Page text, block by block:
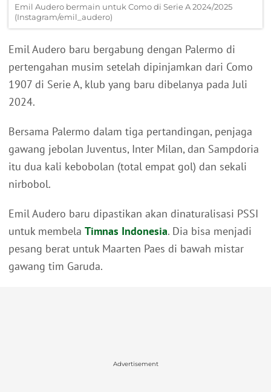
Emil Audero bermain untuk Como di Serie A 2024/2025
(Instagram/emil_audero)
Emil Audero baru bergabung dengan Palermo di
pertengahan musim setelah dipinjamkan dari Como
1907 di Serie A, klub yang baru dibelanya pada Juli
2024.
Bersama Palermo dalam tiga pertandingan, penjaga
gawang jebolan Juventus, Inter Milan, dan Sampdoria
itu dua kali kebobolan (total empat gol) dan sekali
nirbobol.
Emil Audero baru dipastikan akan dinaturalisasi PSSI
untuk membela Timnas Indonesia. Dia bisa menjadi
pesang berat untuk Maarten Paes di bawah mistar
gawang tim Garuda.
Advertisement